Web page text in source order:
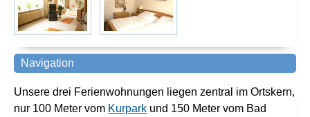
Unsere drei Ferienwohnungen liegen zentral im Ortskern,
nur 100 Meter vom Kurpark und 150 Meter vom Bad